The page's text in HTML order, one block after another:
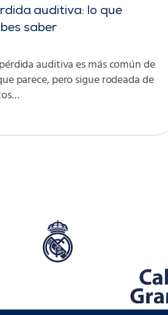
auditiva: lo que
saber
auditiva es más común de
parece, pero sigue rodeada de